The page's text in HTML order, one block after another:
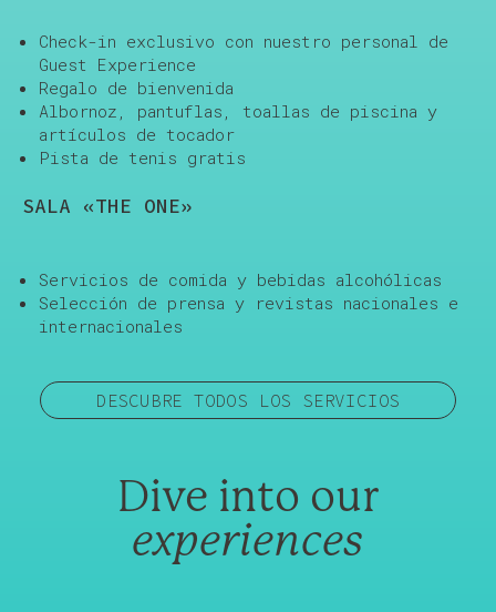
Check-in exclusivo con nuestro personal de
Guest Experience
Regalo de bienvenida
Albornoz, pantuflas, toallas de piscina y
artículos de tocador
Pista de tenis gratis
SALA «THE ONE»
Servicios de comida y bebidas alcohólicas
Selección de prensa y revistas nacionales e
internacionales
DESCUBRE TODOS LOS SERVICIOS
Dive into our
experiences